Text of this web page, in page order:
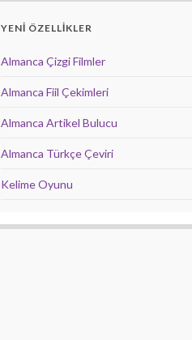
YENİ ÖZELLİKLER
Almanca Çizgi Filmler
Almanca Fiil Çekimleri
Almanca Artikel Bulucu
Almanca Türkçe Çeviri
Kelime Oyunu